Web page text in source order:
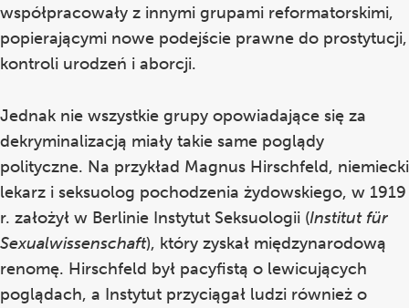
współpracowały z innymi grupami reformatorskimi,
popierającymi nowe podejście prawne do prostytucji,
kontroli urodzeń i aborcji.
Jednak nie wszystkie grupy opowiadające się za
dekryminalizacją miały takie same poglądy
polityczne. Na przykład Magnus Hirschfeld, niemiecki
lekarz i seksuolog pochodzenia żydowskiego, w 1919
r. założył w Berlinie Instytut Seksuologii (Institut für
Sexualwissenschaft), który zyskał międzynarodową
renomę. Hirschfeld był pacyfistą o lewicujących
poglądach, a Instytut przyciągał ludzi również o